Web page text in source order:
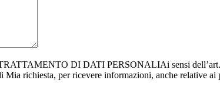
DI DATI PERSONALIAi sensi
Mia richiesta, per ricevere informazioni, anche relative